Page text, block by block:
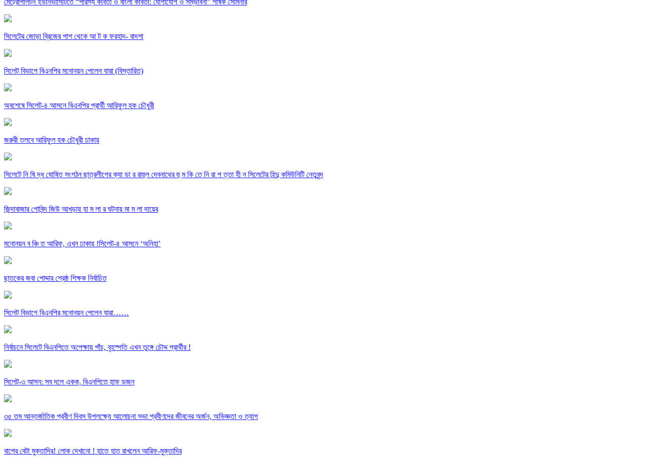
সিলেটের জোড়া ব্রিজের পাশ থেকে আ ট ক ফরহাদ- বাদশা
সিলেট বিভাগে বিএনপির মনোনয়ন পেলেন যারা (বিস্তারিত)
অবশেষে সিলেট-৪ আসনে বিএনপির প্রার্থী আরিফুল হক চৌধুরী
জরুরী তলবে আরিফুল হক চৌধুরী ঢাকায়
সিলেটে নি ষি দ্ধ ঘোষিত সংগঠন ছাত্রলীগের ক্যা ডা র রাহুল দেবনাথের হু ম কি তে নি রা প ত্তা হী ন সিলেটের হিন্দু কমিউনিটি নেতৃবৃন্দ
জিন্দাবাজার গোবিন্দ জিউ আখড়ায় হা ম লা র ঘটনায় মা ম লা দায়ের
মনোনয়ন ব ঞ্চি ত আরিফ, এখন ঢাকায় !সিলেট-৪ আসনে ‘অনিহা’
ছাতকের জবা পোদ্দার শ্রেষ্ঠ শিক্ষক নির্বাচিত
সিলেট বিভাগে বিএনপির মনোনয়ন পেলেন যারা……
নির্বাচনে সিলেটে বিএনপিতে অপেক্ষায় পাঁচ, বৃহস্পতি এখন তুঙ্গে চৌদ্দ প্রার্থীর !
সিলেট-৩ আসন: সব দলে একক, বিএনপিতে হাফ ডজন
৩৫ তম আন্তর্জাতিক প্রবীণ দিবস উপলক্ষ্যে আলোচনা সভা প্রবীণদের জীবনের অর্জন, অভিজ্ঞতা ও ত্যাগ
বাপের বেটা মুক্তাদির! লোক দেখানো ! হাতে হাত রাখলেন আরিফ-মুক্তাদির